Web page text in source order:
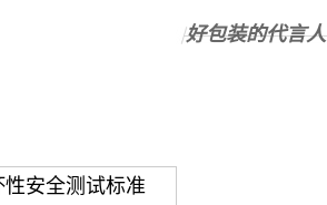
好包装的代言人
安全测试标准